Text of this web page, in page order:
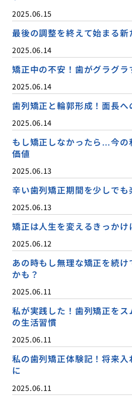
2025.06.15
最後の調整を終えて始まる
2025.06.14
矯正中の不安！歯がグラグラ
2025.06.14
歯列矯正と輪郭形成！面長
2025.06.14
もし矯正しなかったら…今の
価値
2025.06.13
辛い歯列矯正期間を少しでも
2025.06.13
矯正は人生を変えるきっかけ
2025.06.12
あの時もし無理な矯正を続
かも？
2025.06.11
私が実践した！歯列矯正を
の生活習慣
2025.06.11
私の歯列矯正体験記！将来
に
2025.06.11